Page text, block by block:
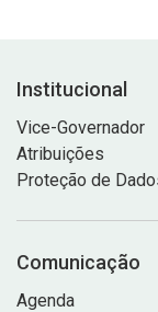
Institucional
Vice-Governador
Atribuições
Proteção de
Comunicação
Agenda